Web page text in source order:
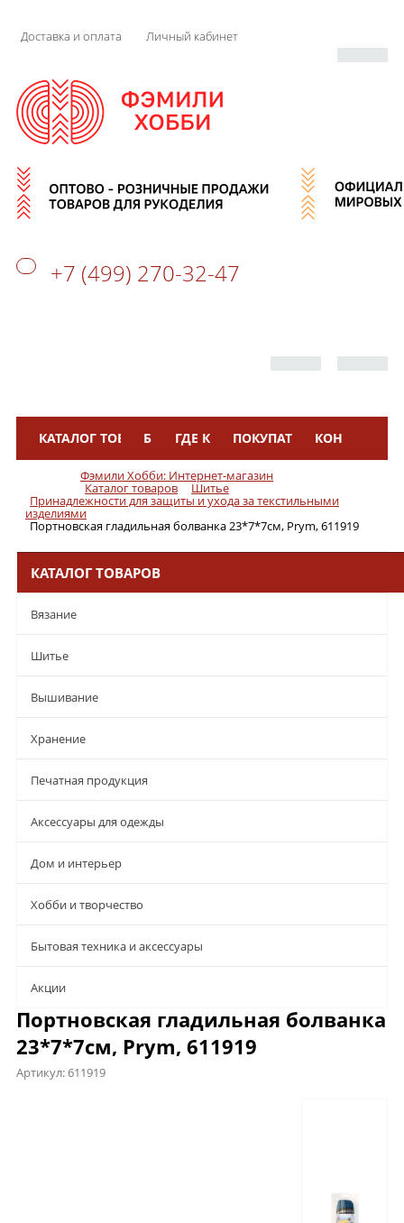
Доставка и оплата Личный кабинет
+7 (499) 270-32-47
КАТАЛОГ ТОВАРОВБРЕНДЫГДЕ КУПИТЬПОКУПАТЕЛЯМКОНТАКТЫ
Фэмили Хобби: Интернет-магазин
Каталог товаров Шитье
Принадлежности для защиты и ухода за текстильными
изделиями
Портновская гладильная болванка 23*7*7см, Prym, 611919
КАТАЛОГ ТОВАРОВ
Вязание
Шитье
Вышивание
Хранение
Печатная продукция
Аксессуары для одежды
Дом и интерьер
Хобби и творчество
Бытовая техника и аксессуары
Aкции
Портновская гладильная болванка
23*7*7см, Prym, 611919
Артикул:611919